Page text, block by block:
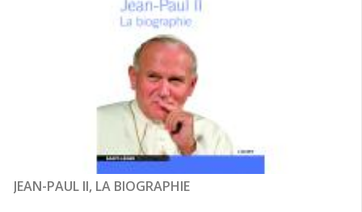
JEAN-PAUL II, LA BIOGRAPHIE